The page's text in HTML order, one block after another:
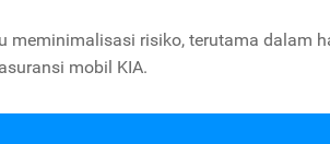
risiko, terutama dalam
mobil KIA.